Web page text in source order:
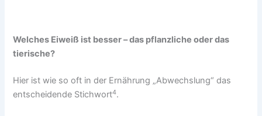
Welches Eiweiß ist besser – das pflanzliche oder das
tierische?
Hier ist wie so oft in der Ernährung „Abwechslung“ das
entscheidende Stichwort4.